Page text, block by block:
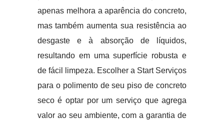
apenas melhora a aparência do concreto,
mas também aumenta sua resistência ao
desgaste e à absorção de líquidos,
resultando em uma superfície robusta e
de fácil limpeza. Escolher a Start Serviços
para o polimento de seu piso de concreto
seco é optar por um serviço que agrega
valor ao seu ambiente, com a garantia de